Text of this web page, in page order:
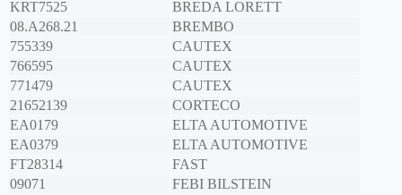
KRT7525
BREDA LORETT
08.A268.21
BREMBO
755339
CAUTEX
766595
CAUTEX
771479
CAUTEX
21652139
CORTECO
EA0179
ELTA AUTOMOTIVE
EA0379
ELTA AUTOMOTIVE
FT28314
FAST
09071
FEBI BILSTEIN